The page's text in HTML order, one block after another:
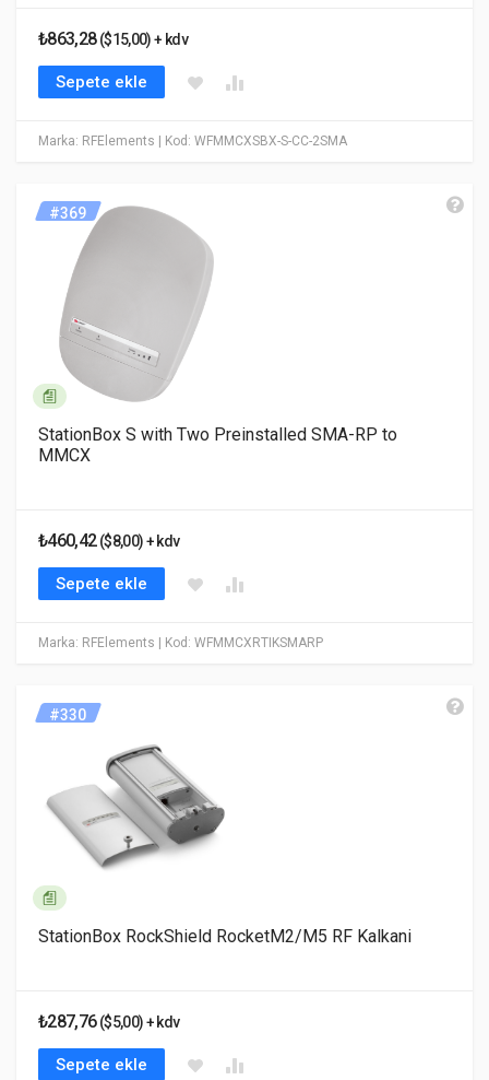
Marka: RFElements | Kod: WFMMCXSBX-S-CC-2SMA
₺863,28($15,00) + kdv
Sepete ekle
Marka: RFElements | Kod: WFMMCXRTIKSMARP
#369
StationBox S with Two Preinstalled SMA-RP to
MMCX
₺460,42($8,00) + kdv
Sepete ekle
#330
StationBox RockShield RocketM2/M5 RF Kalkani
₺287,76($5,00) + kdv
Sepete ekle